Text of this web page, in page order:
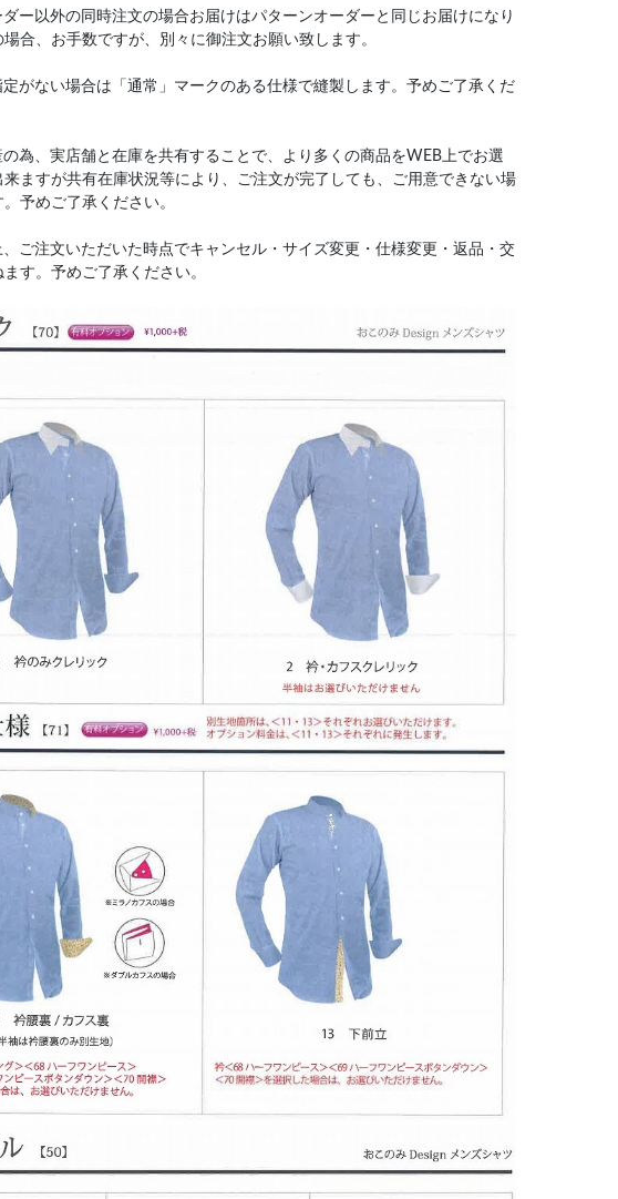
ー以外の同時注文の場合お届けはパターンオーダーと同じお届けになり
場合、お手数ですが、別々に御注文お願い致します。
定がない場合は「通常」マークのある仕様で縫製します。予めご了承くだ
の為、実店舗と在庫を共有することで、より多くの商品をWEB上でお選
ますが共有在庫状況等により、ご注文が完了しても、ご用意できない場
予めご了承ください。
、ご注文いただいた時点でキャンセル・サイズ変更・仕様変更・返品・交
す。予めご了承ください。